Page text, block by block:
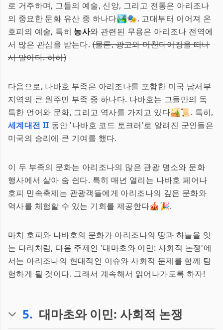
로 거주하며, 그들의 예술, 신앙, 그리고 전통은 아리조나
의 중요한 문화 유산 중 하나다🏞️🎭. 고대부터 이어져 온
호피의 예술, 특히 농사와 관련된 무용은 아리조나 전역에
서 많은 관심을 받는다.(물론, 광고와 머천다이징을 떠나
서 말이다. 허허)
다음으로, 나바호 부족은 아리조나를 포함한 미국 남서부
지역의 큰 원주민 부족 중 하나다. 나바호는 그들만의 독
특한 언어와 문화, 그리고 역사를 가지고 있다🏜️📜. 특히,
세계대전 II 동안 '나바호 코드 토크러'로 알려진 군인들은
미국의 승리에 큰 기여를 했다.
이 두 부족의 문화는 아리조나의 많은 관광 명소와 문화
행사에서 살아 숨 쉰다. 특히 매년 열리는 나바호 페어나
호피 민속축제는 관광객들에게 아리조나의 깊은 문화와
역사를 체험할 수 있는 기회를 제공한다🎪🎉.
마치 호피와 나바호의 문화가 아리조나의 땅과 하늘을 잇
는 다리처럼, 다음 주제인 '대마초와 이민: 사회적 논쟁'에
서는 아리조나의 현대적인 이슈와 사회적 문제를 함께 탐
험하게 될 것이다. 그래서 계속해서 읽어나가도록 하자!
5. 대마초와 이민: 사회적 논쟁